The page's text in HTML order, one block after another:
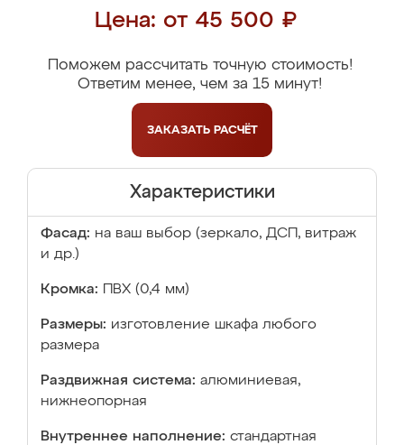
Цена: от 45 500 ₽
Поможем рассчитать точную стоимость!
Ответим менее, чем за 15 минут!
ЗАКАЗАТЬ РАСЧЁТ
Характеристики
Фасад: на ваш выбор (зеркало, ДСП, витраж
и др.)
Кромка: ПВХ (0,4 мм)
Размеры: изготовление шкафа любого
размера
Раздвижная система: алюминиевая,
нижнеопорная
Внутреннее наполнение: стандартная